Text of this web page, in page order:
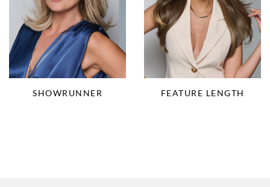
SHOWRUNNER FEATURE LENGTH